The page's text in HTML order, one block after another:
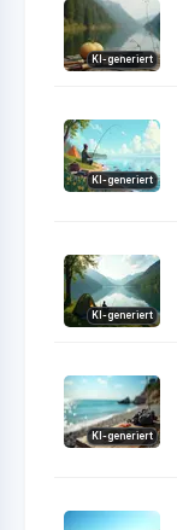
KI-generiert
KI-generiert
KI-generiert
KI-generiert